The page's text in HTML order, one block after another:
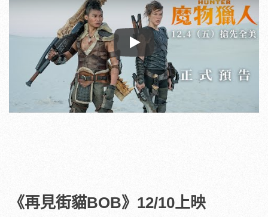
Play
《再見街貓BOB》12/10上映